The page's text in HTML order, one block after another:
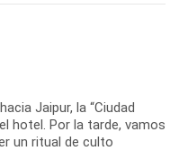
Jaipur, la “Ciudad
hotel. Por la tarde, vamos
un ritual de culto